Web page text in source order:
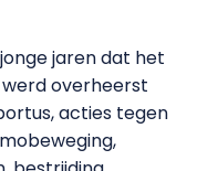
jaren dat het
overheerst
acties tegen